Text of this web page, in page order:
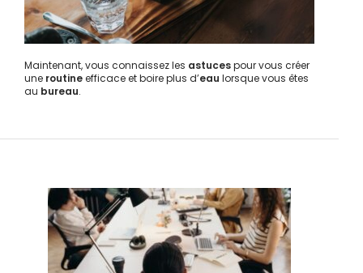
Maintenant, vous connaissez les astucespour vous créer
une routineefficace et boire plus d’eau lorsque vous êtes
au bureau.